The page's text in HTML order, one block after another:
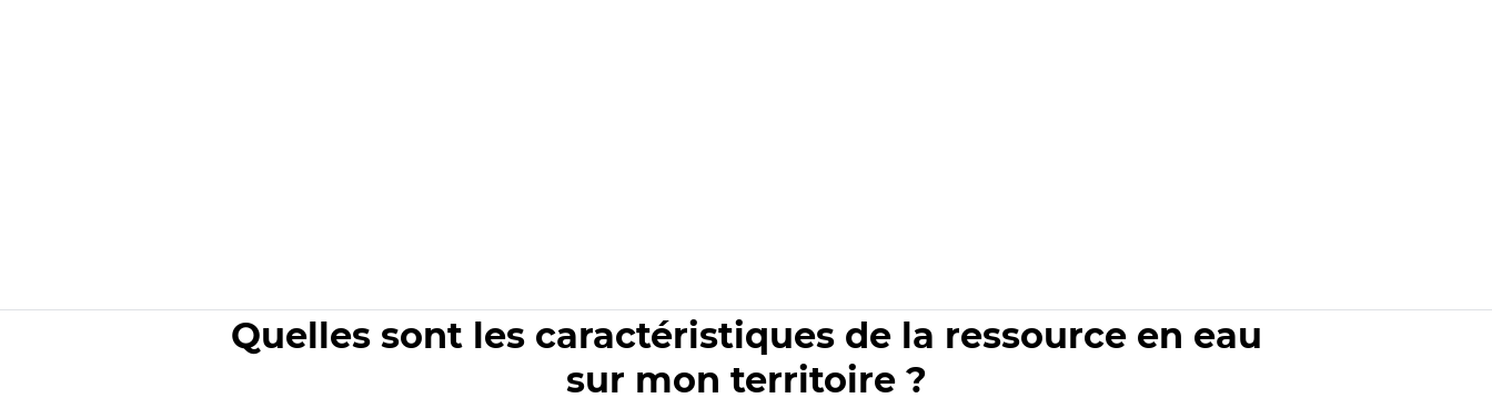
Quelles sont les caractéristiques de la ressource en eau
sur mon territoire ?